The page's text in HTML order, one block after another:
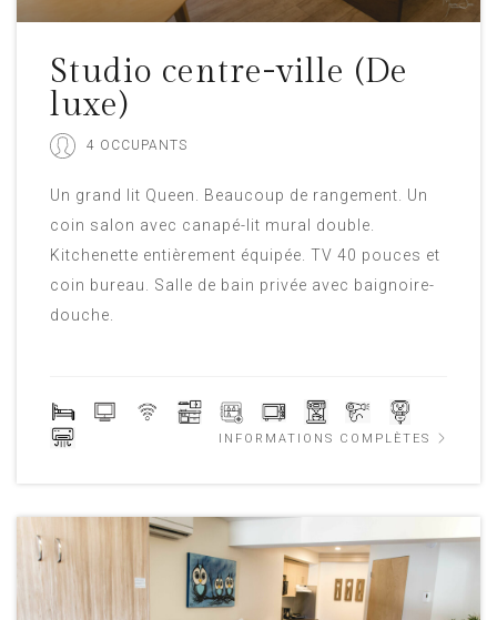
Studio centre-ville (De
luxe)
4 OCCUPANTS
Un grand lit Queen. Beaucoup de rangement. Un
coin salon avec canapé-lit mural double.
Kitchenette entièrement équipée. TV 40 pouces et
coin bureau. Salle de bain privée avec baignoire-
douche.
INFORMATIONS COMPLÈTES